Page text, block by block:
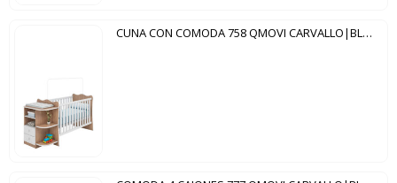
CUNA CON COMODA 758 QMOVI CARVALLO|BLANCO